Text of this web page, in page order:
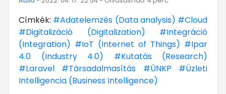
Címkék: #Adatelemzés (Data analysis) #Cloud
#Digitalizáció (Digitalization)
#Integráció
(Integration) #IoT (Internet of Things) #Ipar
4.0 (Industry 4.0)
#Kutatás (Research)
#Laravel
#Társadalmasítás #ÚNKP
#Üzleti
Intelligencia (Business Intelligence)